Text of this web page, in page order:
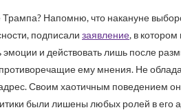
Трампа? Напомню, что накануне
подписали заявление, в
и действовать лишь после
ему мнения. Не
Своим хаотичным поведением
были лишены любых ролей в его